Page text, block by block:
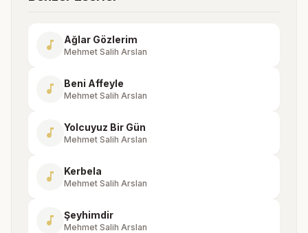
music_note Ağlar Gözlerim
Mehmet Salih Arslan
music_note Beni Affeyle
Mehmet Salih Arslan
music_note Yolcuyuz Bir Gün
Mehmet Salih Arslan
music_note Kerbela
Mehmet Salih Arslan
music_note Şeyhimdir
Mehmet Salih Arslan